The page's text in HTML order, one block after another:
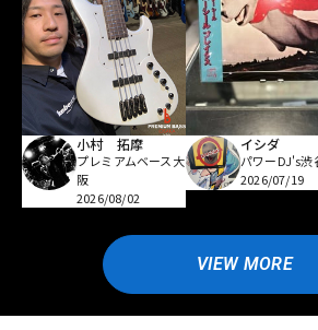
小村 拓摩
プレミアムベース大
阪
2026/08/02
イシダ
パワーDJ's渋
2026/07/19
VIEW MORE